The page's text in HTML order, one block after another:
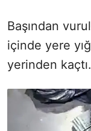
Başından
içinde yere
yerinden kaçtı.